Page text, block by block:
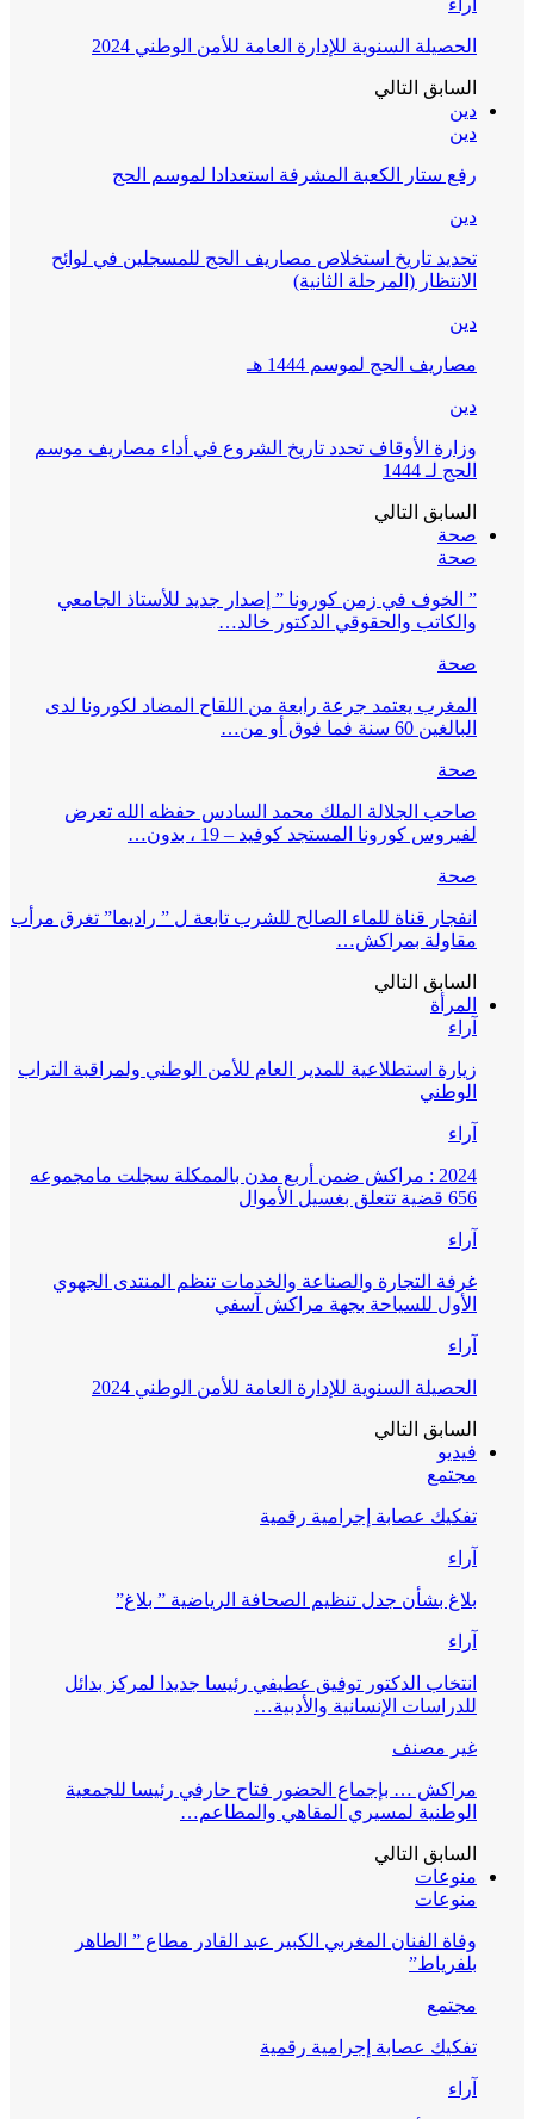
آراء
الحصيلة السنوية للإدارة العامة للأمن الوطني 2024
السابق التالي
دين
دين
رفع ستار الكعبة المشرفة استعدادا لموسم الحج
دين
تحديد تاريخ استخلاص مصاريف الحج للمسجلين في لوائح
الانتظار (المرحلة الثانية)
دين
مصاريف الحج لموسم 1444 هـ
دين
وزارة الأوقاف تحدد تاريخ الشروع في أداء مصاريف موسم
الحج لـ 1444
السابق التالي
صحة
صحة
” الخوف في زمن كورونا ” إصدار جديد للأستاذ الجامعي
والكاتب والحقوقي الدكتور خالد…
صحة
المغرب يعتمد جرعة رابعة من اللقاح المضاد لكورونا لدى
البالغين 60 سنة فما فوق أو من…
صحة
صاحب الجلالة الملك محمد السادس حفظه الله تعرض
لفيروس كورونا المستجد كوفيد – 19 ، بدون…
صحة
انفجار قناة للماء الصالح للشرب تابعة ل ” راديما” تغرق مرأب
مقاولة بمراكش…
السابق التالي
المرأة
آراء
زيارة استطلاعية للمدير العام للأمن الوطني ولمراقبة التراب
الوطني
آراء
2024 : مراكش ضمن أربع مدن بالممكلة سجلت مامجموعه
656 قضية تتعلق بغسيل الأموال
آراء
غرفة التجارة والصناعة والخدمات تنظم المنتدى الجهوي
الأول للسياحة بجهة مراكش آسفي
آراء
الحصيلة السنوية للإدارة العامة للأمن الوطني 2024
السابق التالي
فيديو
مجتمع
تفكيك عصابة إجرامية رقمية
آراء
بلاغ بشأن جدل تنظيم الصحافة الرياضية ” بلاغ”
آراء
انتخاب الدكتور توفيق عطيفي رئيسا جديدا لمركز بدائل
للدراسات الإنسانية والأدبية…
غير مصنف
مراكش … بإجماع الحضور فتاح حارفي رئيسا للجمعية
الوطنية لمسيري المقاهي والمطاعم…
السابق التالي
منوعات
منوعات
وفاة الفنان المغربي الكبير عبد القادر مطاع ” الطاهر
بلفرياط”
مجتمع
تفكيك عصابة إجرامية رقمية
آراء